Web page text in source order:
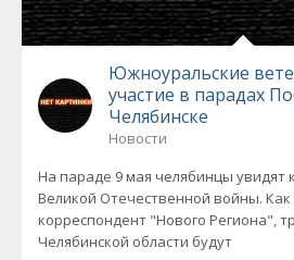
Южноуральские
участие в парадах
Челябинске
Новости
На параде 9 мая челябинцы увидят
Великой Отечественной войны.
корреспондент "Нового Региона",
Челябинской области будут